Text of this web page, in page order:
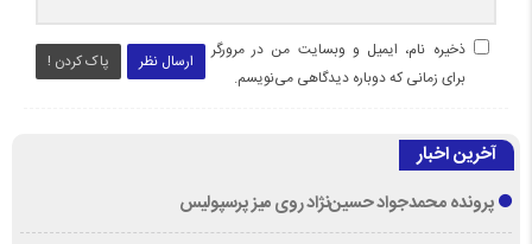
ارسال نظر پاک کردن !
ذخیره نام، ایمیل و وبسایت من در مرورگر
برای زمانی که دوباره دیدگاهی می‌نویسم.
آخرین اخبار
پرونده محمدجواد حسین‌نژاد روی میز پرسپولیس